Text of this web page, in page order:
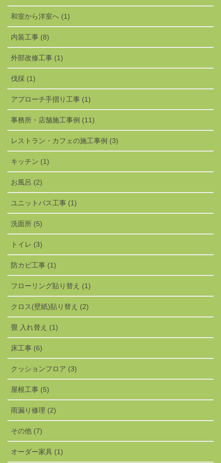
和室から洋室へ (1)
内装工事 (8)
外部改修工事 (1)
伐採 (1)
アプローチ手摺り工事 (1)
事務所・店舗施工事例 (11)
レストラン・カフェの施工事例 (3)
キッチン (1)
お風呂 (2)
ユニットバス工事 (1)
洗面所 (5)
トイレ (3)
防カビ工事 (1)
フローリング貼り替え (1)
クロス(壁紙)貼り替え (2)
畳 入れ替え (1)
床工事 (6)
クッションフロア (3)
屋根工事 (5)
雨漏り修理 (2)
その他 (7)
オーダー家具 (1)